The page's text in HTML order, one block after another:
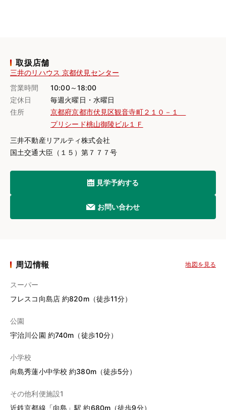
取扱店舗
三井のリハウス 京都伏見センター
営業時間
10:00～18:00
定休日
毎週火曜日・水曜日
住所
京都府京都市伏見区観音寺町２１０－１
プリシード桃山御陵ビル１Ｆ
三井不動産リアルティ株式会社
国土交通大臣（１５）第７７７号
見学予約する
お問い合わせ
周辺情報 地図を見る
スーパー
フレスコ向島店 約820m（徒歩11分）
公園
宇治川公園 約740m（徒歩10分）
小学校
向島秀蓮小中学校 約380m（徒歩5分）
その他利便施設1
近鉄京都線「向島」駅 約680m（徒歩9分）